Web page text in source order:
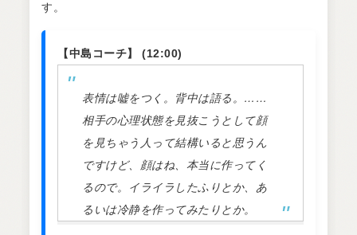
す。
【中島コーチ】 (12:00)
表情は嘘をつく。背中は語る。……
相手の心理状態を見抜こうとして顔
を見ちゃう人って結構いると思うん
ですけど、顔はね、本当に作ってく
るので。イライラしたふりとか、あ
るいは冷静を作ってみたりとか。